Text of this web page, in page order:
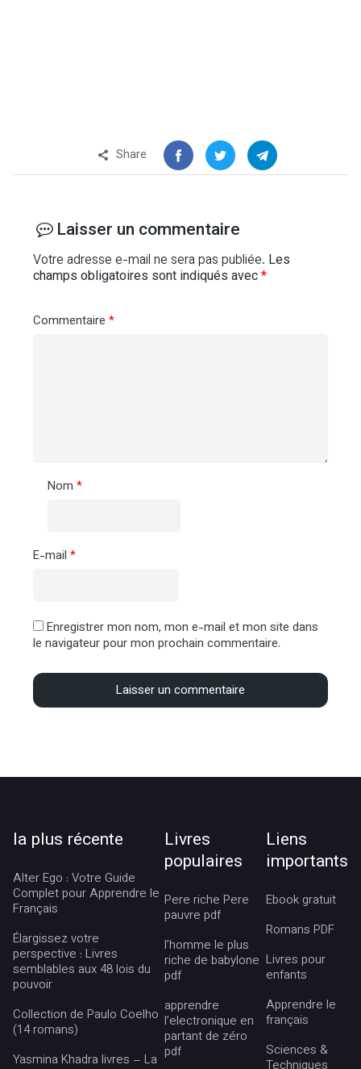
Share
Laisser un commentaire
Votre adresse e-mail ne sera pas publiée. Les
champs obligatoires sont indiqués avec*
Commentaire *
Nom *
E-mail *
Enregistrer mon nom, mon e-mail et mon site dans
le navigateur pour mon prochain commentaire.
la plus récente
Alter Ego : Votre Guide
Complet pour Apprendre le
Français
Élargissez votre
perspective : Livres
semblables aux 48 lois du
pouvoir
Collection de Paulo Coelho
(14 romans)
Yasmina Khadra livres – La
Livres
populaires
Pere riche Pere
pauvre pdf
l’homme le plus
riche de babylone
pdf
apprendre
l’electronique en
partant de zéro
pdf
Liens
importants
Ebook gratuit
Romans PDF
Livres pour
enfants
Apprendre le
français
Sciences &